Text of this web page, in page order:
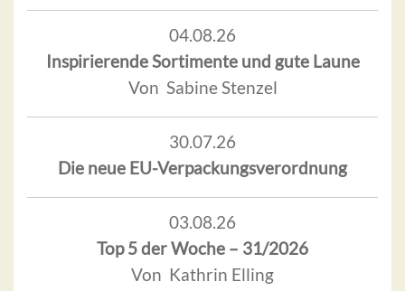
04.08.26
Inspirierende Sortimente und gute Laune
Von Sabine Stenzel
30.07.26
Die neue EU-Verpackungsverordnung
03.08.26
Top 5 der Woche – 31/2026
Von Kathrin Elling